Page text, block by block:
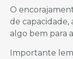
O
de capacidade,
algo bem para
Importante